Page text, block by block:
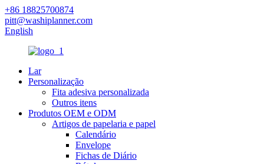
+86 18825700874
pitt@washiplanner.com
English
Lar
Personalização
Fita adesiva personalizada
Outros itens
Produtos OEM e ODM
Artigos de papelaria e papel
Calendário
Envelope
Fichas de Diário